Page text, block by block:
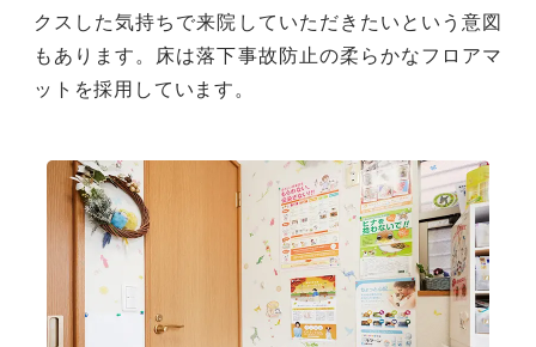
クスした気持ちで来院していただきたいという意図
もあります。床は落下事故防止の柔らかなフロアマ
ットを採用しています。